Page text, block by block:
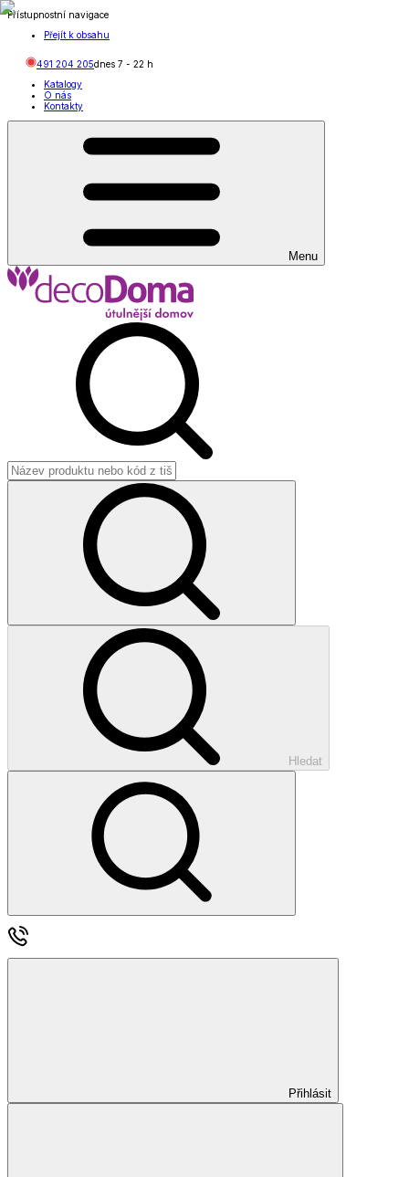
Přístupnostní navigace
Přejít k obsahu
491 204 205dnes 7 - 22 h
Katalogy
O nás
Kontakty
Menu
Hledat
Přihlásit